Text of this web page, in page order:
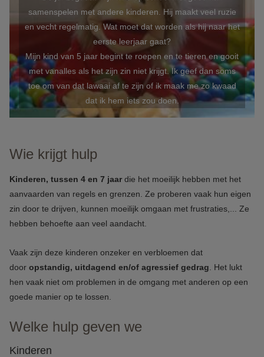
samenspelen met andere kinderen. Hij maakt veel ruzie
en vecht regelmatig. Wat moet dat worden als hij naar het
eerste leerjaar gaat?
Mijn kind van 5 jaar begint te roepen en te tieren en gooit
met vanalles als het zijn zin niet krijgt. Ik geef dan soms
toe om van dat lawaai af te zijn of ik maak me zo kwaad
dat ik hem iets zou doen.
Wie krijgt hulp
Kinderen, tussen 4 en 7 jaar die het moeilijk hebben met het
aanvaarden van regels en grenzen. Ze proberen vaak hun eigen
zin door te drijven, kunnen moeilijk omgaan met frustraties,... Ze
hebben behoefte aan veel aandacht.
Vaak zijn deze kinderen onzeker en verbloemen dat
door opstandig, uitdagend en/of agressief gedrag . Het lukt
hen vaak niet om problemen in de omgang met anderen op een
goede manier op te lossen.
Welke hulp geven we
Kinderen